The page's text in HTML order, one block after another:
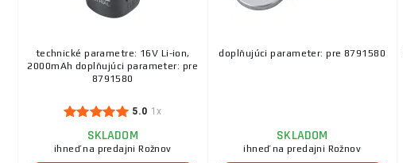
technické parametre: 16V Li-ion,
2000mAh doplňujúci parameter: pre
8791580
5.0 1x
SKLADOM
ihneď na predajni Rožnov
doplňujúci parameter: pre 8791580
SKLADOM
ihneď na predajni Rožnov